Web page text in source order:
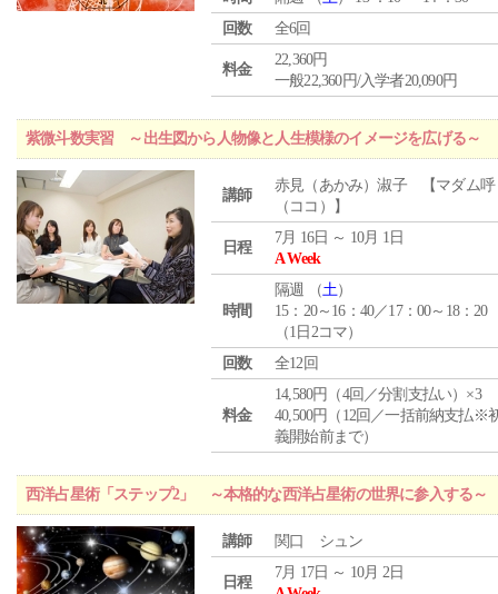
回数
全6回
料金
22,360円
一般22,360円/入学者20,090円
紫微斗数実習 ～出生図から人物像と人生模様のイメージを広げる～
講師
赤見（あかみ）淑子 【マダム呼
（ココ）】
日程
7月 16日 ～ 10月 1日
A Week
時間
隔週 （土）
15：20～16：40／17：00～18：20
（1日2コマ）
回数
全12回
料金
14,580円（4回／分割支払い）×3
40,500円（12回／一括前納支払※
義開始前まで）
西洋占星術「ステップ2」 ～本格的な西洋占星術の世界に参入する～
講師 関口 シュン
日程
7月 17日 ～ 10月 2日